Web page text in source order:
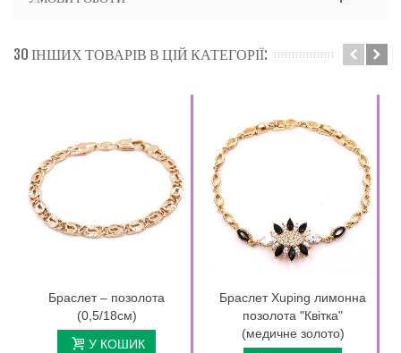
30 ІНШИХ ТОВАРІВ В ЦІЙ КАТЕГОРІЇ:
Браслет – позолота
(0,5/18см)
У КОШИК
Браслет Xuping лимонна
позолота "Квітка"
(медичне золото)